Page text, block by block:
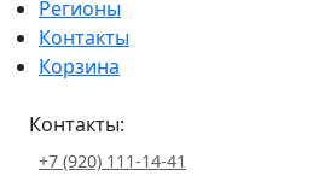
Регионы
Контакты
Корзина
Контакты:
+7 (920) 111-14-41